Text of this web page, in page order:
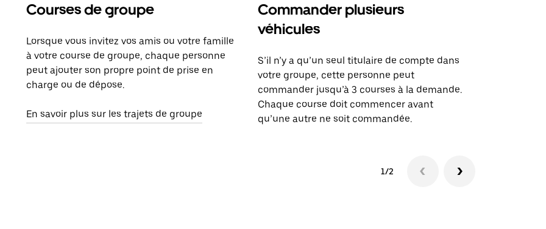
Courses de groupe
Lorsque vous invitez vos amis ou votre famille
à votre course de groupe, chaque personne
peut ajouter son propre point de prise en
charge ou de dépose.
En savoir plus sur les trajets de groupe
Commander plusieurs
véhicules
S’il n’y a qu’un seul titulaire de compte dans
votre groupe, cette personne peut
commander jusqu’à 3 courses à la demande.
Chaque course doit commencer avant
qu’une autre ne soit commandée.
1/2